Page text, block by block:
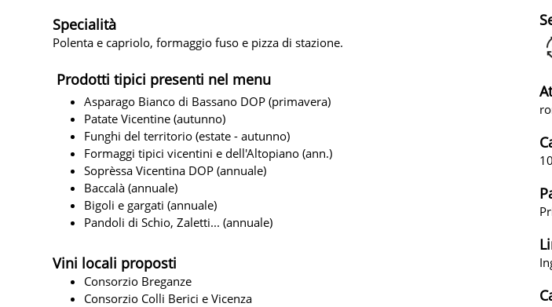
Specialità
Polenta e capriolo, formaggio fuso e pizza di stazione.
Prodotti tipici presenti nel menu
Asparago Bianco di Bassano DOP (primavera)
Patate Vicentine (autunno)
Funghi del territorio (estate - autunno)
Formaggi tipici vicentini e dell'Altopiano (ann.)
Soprèssa Vicentina DOP (annuale)
Baccalà (annuale)
Bigoli e gargati (annuale)
Pandoli di Schio, Zaletti... (annuale)
Vini locali proposti
Consorzio Breganze
Consorzio Colli Berici e Vicenza